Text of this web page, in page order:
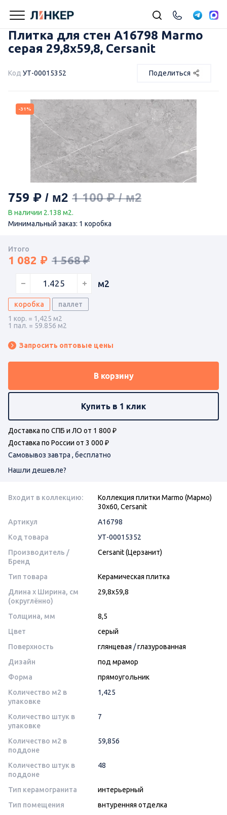
Плитка для стен A16798 Marmo
серая 29,8х59,8, Cersanit
Код УТ-00015352 Поделиться
-31%
759 1 100
В наличии 2.138 м2.
Минимальный заказ: 1 коробка
Итого
1 082 1 568 ₽
м2
коробка
паллет
1 кор. = 1,425 м2
1 пал. = 59.856 м2
Запросить оптовые цены
В корзину
Купить в 1 клик
Доставка по СПБ и ЛО от 1 800 ₽
Доставка по России от 3 000 ₽
Самовывоз завтра , бесплатно
Нашли дешевле?
Входит в коллекцию:
Коллекция плитки Marmo (Мармо)
30х60, Cersanit
Артикул
A16798
Код товара
УТ-00015352
Производитель /
Бренд
Cersanit (Церзанит)
Тип товара
Керамическая плитка
Длина x Ширина, см
(округлённо)
29,8х59,8
Толщина, мм
8,5
Цвет
серый
Поверхность
глянцевая /глазурованная
Дизайн
под мрамор
Форма
прямоугольник
Количество м2 в
упаковке
1,425
Количество штук в
упаковке
7
Количество м2 в
поддоне
59,856
Количество штук в
поддоне
48
Тип керамогранита
интерьерный
Тип помещения
внтуренняя отделка